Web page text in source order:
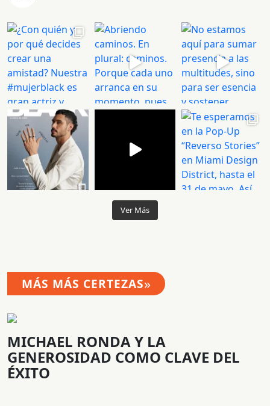
Ver Más
MÁS MÁS CERTEZAS»
MICHAEL RONDA Y LA
GENEROSIDAD COMO CLAVE DEL
ÉXITO